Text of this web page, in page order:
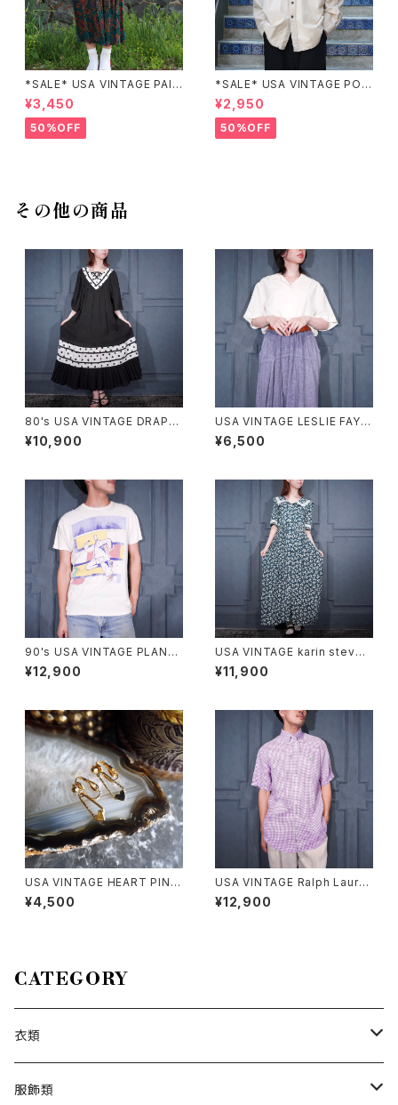
*SALE* USA VINTAGE PAIS
LEY PATTERNED DESIGN S
KIRT/アメリカ古着ペイズリー
柄デザインスカート
¥3,450
50%OFF
*SALE* USA VINTAGE POC
KET DESIGN SHIRT/アメリカ
古着ポケットデザインシャツ
¥2,950
50%OFF
その他の商品
80's USA VINTAGE DRAP
E'S&DAMON'S DOT PATTE
RNED DESIGN HALF SLEEV
¥10,900
USA VINTAGE LESLIE FAY C
OLLAR DESIGN HALF SLEE
VE SHIRT/アメリカ古着襟デザ
¥6,500
90's USA VINTAGE PLAN-9
ART PRINT DESIGN T SHIR
T/90年代アメリカ古着アートプ
¥12,900
USA VINTAGE karin steven
s FLOWER PATTERNED BIG
LACE COLLAR DESIGN HAL
イン半袖ワンピース
¥11,900
USA VINTAGE HEART PINS
DESIGN EARRING/アメリカ古
着ハートピンデザインピアス
¥4,500
USA VINTAGE Ralph Laure
n CHECK PATTERNED HOR
SE EMBROIDERY LINEN HA
¥12,900
CATEGORY
衣類
トップス
服飾類